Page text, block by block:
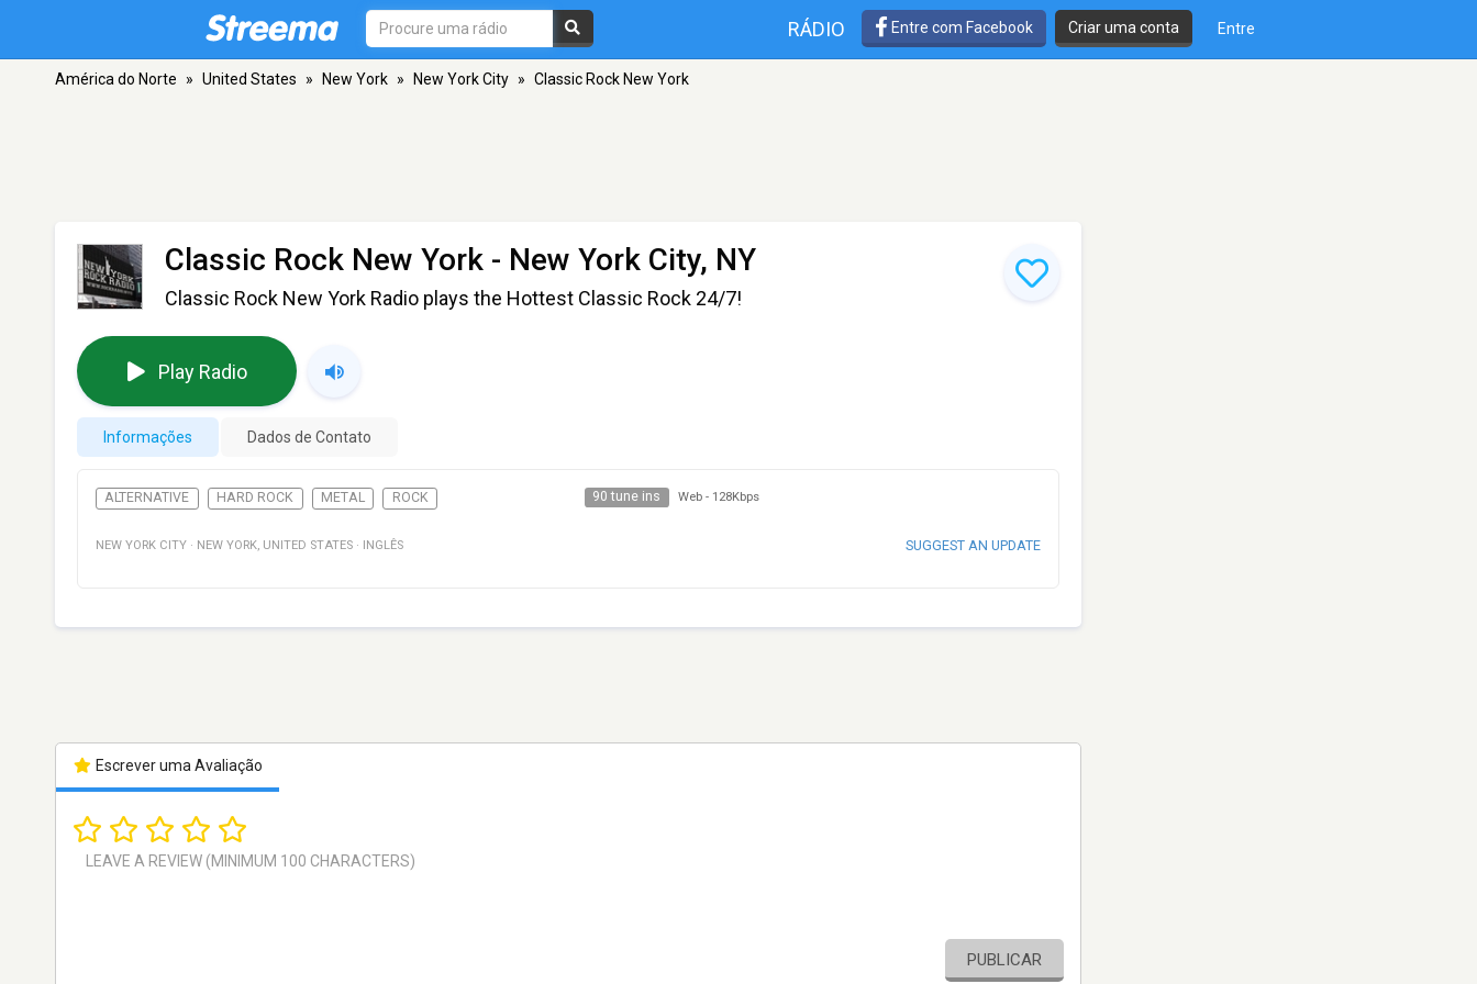
RÁDIO Entre com Facebook Criar uma conta Entre
América do Norte » United States » New York » New York City » Classic Rock New York
Classic Rock New York - New York City, NY
Classic Rock New York Radio plays the Hottest Classic Rock 24/7!
Play Radio
Informações Dados de Contato
ALTERNATIVE HARD ROCK METAL ROCK 90 tune ins Web - 128Kbps
NEW YORK CITY · NEW YORK, UNITED STATES · INGLÊS SUGGEST AN UPDATE
Escrever uma Avaliação
PUBLICAR